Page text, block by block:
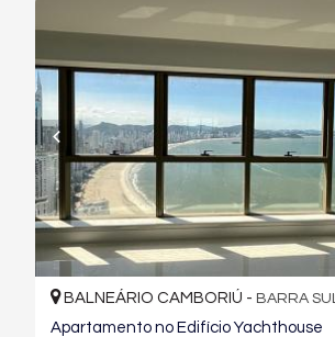
BALNEÁRIO CAMBORIÚ - BARRA SUL
Apartamento no Edifício Yachthouse